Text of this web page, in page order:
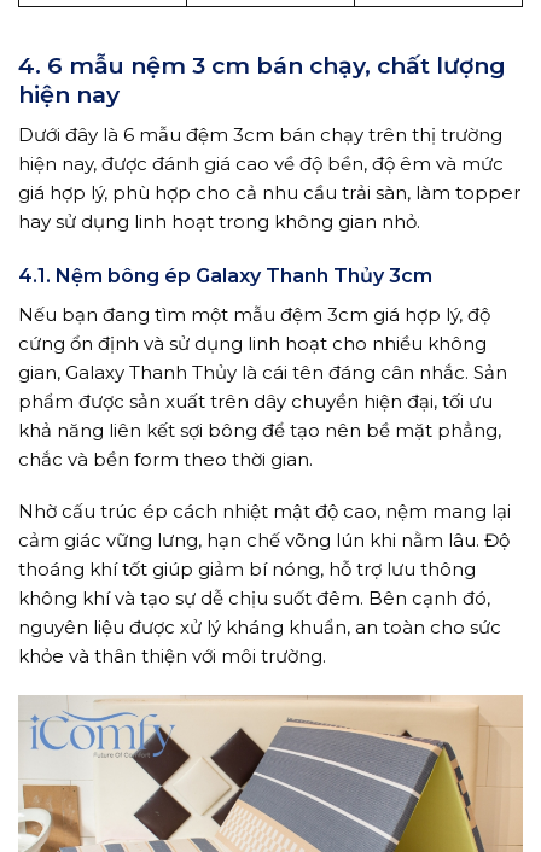
4. 6 mẫu nệm 3 cm bán chạy, chất lượng
hiện nay
Dưới đây là 6 mẫu đệm 3cm bán chạy trên thị trường
hiện nay, được đánh giá cao về độ bền, độ êm và mức
giá hợp lý, phù hợp cho cả nhu cầu trải sàn, làm topper
hay sử dụng linh hoạt trong không gian nhỏ.
4.1. Nệm bông ép Galaxy Thanh Thủy 3cm
Nếu bạn đang tìm một mẫu đệm 3cm giá hợp lý, độ
cứng ổn định và sử dụng linh hoạt cho nhiều không
gian, Galaxy Thanh Thủy là cái tên đáng cân nhắc. Sản
phẩm được sản xuất trên dây chuyền hiện đại, tối ưu
khả năng liên kết sợi bông để tạo nên bề mặt phẳng,
chắc và bền form theo thời gian.
Nhờ cấu trúc ép cách nhiệt mật độ cao, nệm mang lại
cảm giác vững lưng, hạn chế võng lún khi nằm lâu. Độ
thoáng khí tốt giúp giảm bí nóng, hỗ trợ lưu thông
không khí và tạo sự dễ chịu suốt đêm. Bên cạnh đó,
nguyên liệu được xử lý kháng khuẩn, an toàn cho sức
khỏe và thân thiện với môi trường.